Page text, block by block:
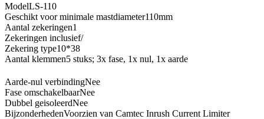
ModelLS-110
Geschikt voor minimale mastdiameter110mm
Aantal zekeringen1
Zekeringen inclusief/
Zekering type10*38
Aantal klemmen5 stuks; 3x fase, 1x nul, 1x aarde
Aarde-nul verbindingNee
Fase omschakelbaarNee
Dubbel geisoleerdNee
BijzonderhedenVoorzien van Camtec Inrush Current Limiter